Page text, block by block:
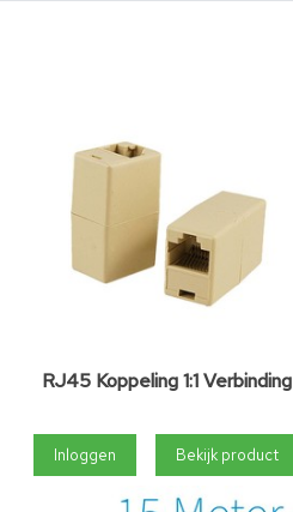
RJ45 Koppeling 1:1 Verbinding
Inloggen Bekijk product